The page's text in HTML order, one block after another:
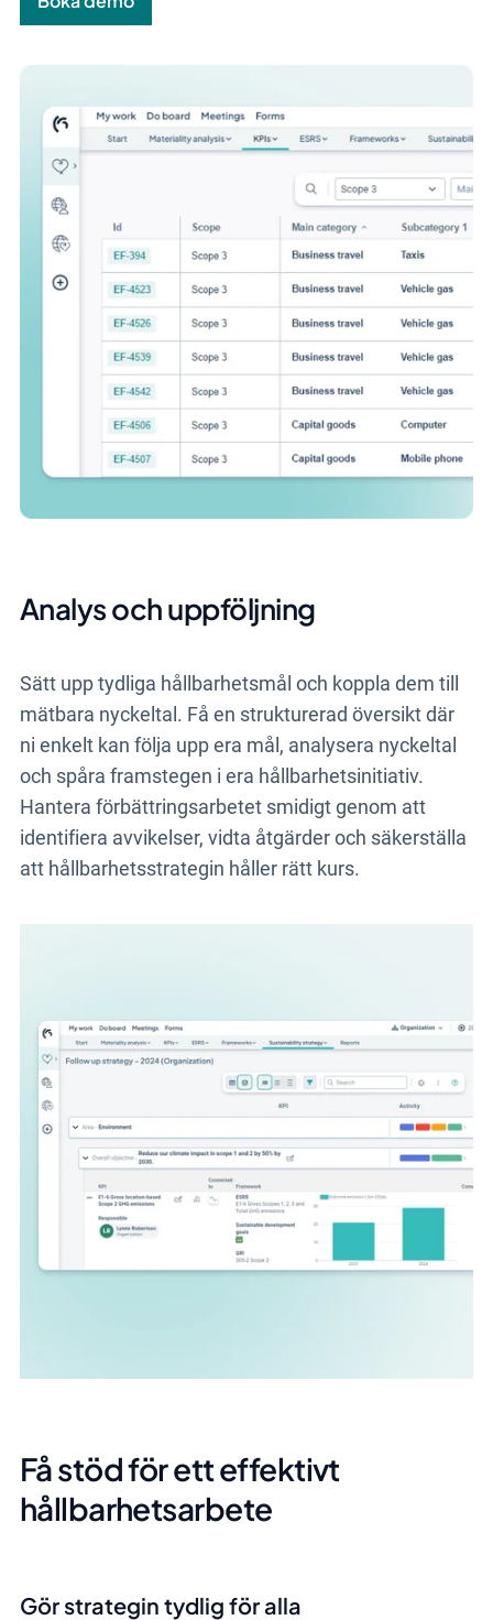
Analys och uppföljning
Sätt upp tydliga hållbarhetsmål och koppla dem till
mätbara nyckeltal. Få en strukturerad översikt där
ni enkelt kan följa upp era mål, analysera nyckeltal
och spåra framstegen i era hållbarhetsinitiativ.
Hantera förbättringsarbetet smidigt genom att
identifiera avvikelser, vidta åtgärder och säkerställa
att hållbarhetsstrategin håller rätt kurs.
Få stöd för ett effektivt
hållbarhetsarbete
Gör strategin tydlig för alla